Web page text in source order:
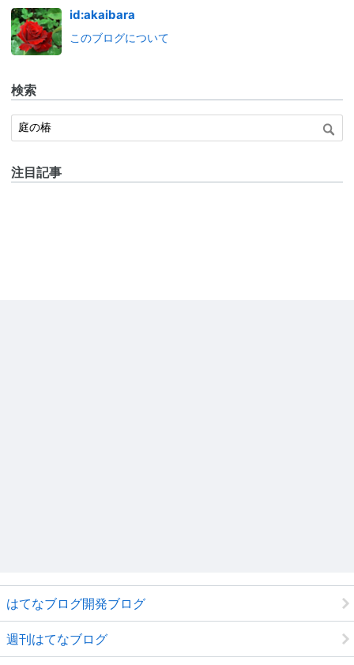
id:akaibara
このブログについて
検索
注目記事
はてなブログ開発ブログ
週刊はてなブログ